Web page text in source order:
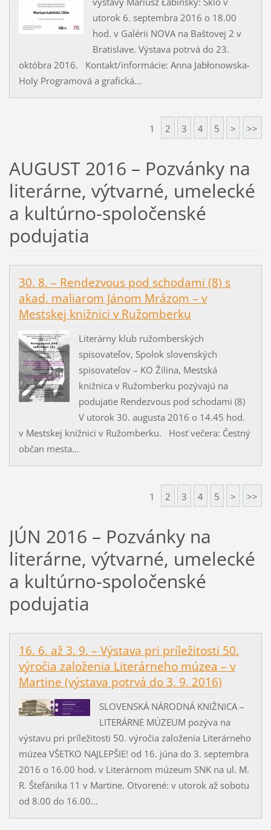
utorok 6. septembra 2016 o 18.00
hod. v Galérii NOVA na Baštovej 2 v
Bratislave. Výstava potrvá do 23.
októbra 2016. Kontakt/informácie: Anna Jabłonowska-
Holy Programová a grafická...
1 2 3 4 5 > >>
AUGUST 2016 – Pozvánky na
literárne, výtvarné, umelecké
a kultúrno-spoločenské
podujatia
30. 8. – Rendezvous pod schodami (8) s
akad. maliarom Jánom Mrázom – v
Mestskej knižnici v Ružomberku
Literárny klub ružomberských
spisovateľov, Spolok slovenských
spisovateľov – KO Žilina, Mestská
knižnica v Ružomberku pozývajú na
podujatie Rendezvous pod schodami (8)
V utorok 30. augusta 2016 o 14.45 hod.
v Mestskej knižnici v Ružomberku. Hosť večera: Čestný
občan mesta...
1 2 3 4 5 > >>
JÚN 2016 – Pozvánky na
literárne, výtvarné, umelecké
a kultúrno-spoločenské
podujatia
16. 6. až 3. 9. – Výstava pri príležitosti 50.
výročia založenia Literárneho múzea – v
Martine (výstava potrvá do 3. 9. 2016)
SLOVENSKÁ NÁRODNÁ KNIŽNICA –
LITERÁRNE MÚZEUM pozýva na
výstavu pri príležitosti 50. výročia založenia Literárneho
múzea VŠETKO NAJLEPŠIE! od 16. júna do 3. septembra
2016 o 16.00 hod. v Literárnom múzeum SNK na ul. M.
R. Štefánika 11 v Martine. Otvorené: v utorok až sobotu
od 8.00 do 16.00...